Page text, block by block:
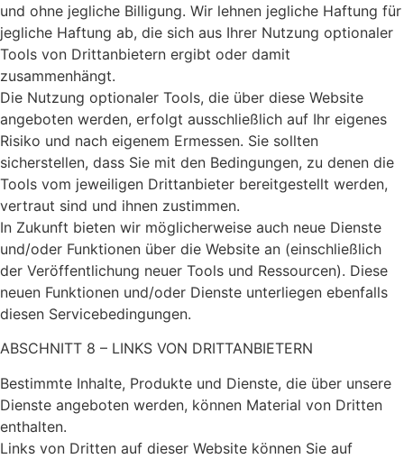
und ohne jegliche Billigung. Wir lehnen jegliche Haftung für
jegliche Haftung ab, die sich aus Ihrer Nutzung optionaler
Tools von Drittanbietern ergibt oder damit
zusammenhängt.
Die Nutzung optionaler Tools, die über diese Website
angeboten werden, erfolgt ausschließlich auf Ihr eigenes
Risiko und nach eigenem Ermessen. Sie sollten
sicherstellen, dass Sie mit den Bedingungen, zu denen die
Tools vom jeweiligen Drittanbieter bereitgestellt werden,
vertraut sind und ihnen zustimmen.
In Zukunft bieten wir möglicherweise auch neue Dienste
und/oder Funktionen über die Website an (einschließlich
der Veröffentlichung neuer Tools und Ressourcen). Diese
neuen Funktionen und/oder Dienste unterliegen ebenfalls
diesen Servicebedingungen.
ABSCHNITT 8 – LINKS VON DRITTANBIETERN
Bestimmte Inhalte, Produkte und Dienste, die über unsere
Dienste angeboten werden, können Material von Dritten
enthalten.
Links von Dritten auf dieser Website können Sie auf